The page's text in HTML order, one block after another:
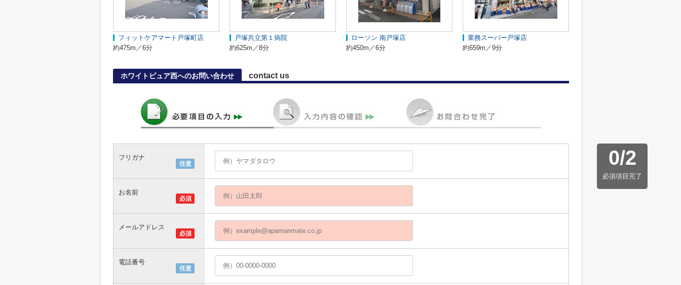
フィットケアマート戸塚町店
約475m／6分
戸塚共立第１病院
約625m／8分
ローソン 南戸塚店
約450m／6分
業務スーパー戸塚店
約659m／9分
ホワイトピュア西へのお問い合わせ contact us
0/2
必須項目完了
任意
フリガナ
必須
お名前
必須
メールアドレス
任意
電話番号